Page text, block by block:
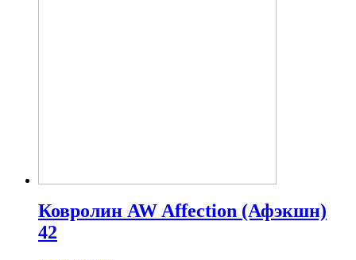
Ковролин AW Affection (Афэкшн)
42